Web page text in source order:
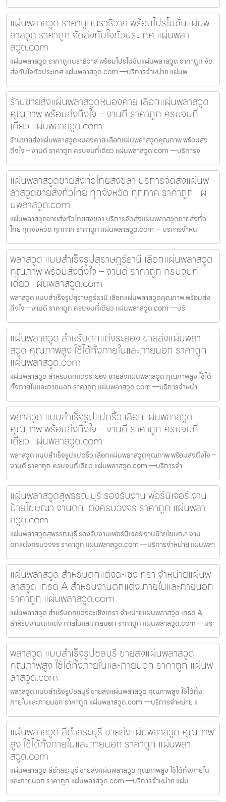
แผ่นพลาสวูด ราคาถูกนราธิวาส พร้อมโปรโมชั่นแผ่นพ
ลาสวูด ราคาถูก จัดส่งทันใจทั่วประเทศ แผ่นพลา
สวูด.com
แผ่นพลาสวูด ราคาถูกนราธิวาส พร้อมโปรโมชั่นแผ่นพลาสวูด ราคาถูก จัด
ส่งทันใจทั่วประเทศ แผ่นพลาสวูด.com —บริการจำหน่าย แผ่นพ
ร้านขายส่งแผ่นพลาสวูดหนองคาย เลือกแผ่นพลาสวูด
คุณภาพ พร้อมส่งถึงใจ – งานดี ราคาถูก ครบจบที่
เดียว แผ่นพลาสวูด.com
ร้านขายส่งแผ่นพลาสวูดหนองคาย เลือกแผ่นพลาสวูดคุณภาพ พร้อมส่ง
ถึงใจ – งานดี ราคาถูก ครบจบที่เดียว แผ่นพลาสวูด.com —บริการจ
แผ่นพลาสวูดขายส่งทั่วไทยสงขลา บริการจัดส่งแผ่นพ
ลาสวูดขายส่งทั่วไทย ทุกจังหวัด ทุกภาค ราคาถูก แผ่
นพลาสวูด.com
แผ่นพลาสวูดขายส่งทั่วไทยสงขลา บริการจัดส่งแผ่นพลาสวูดขายส่งทั่ว
ไทย ทุกจังหวัด ทุกภาค ราคาถูก แผ่นพลาสวูด.com —บริการจำหน
พลาสวูด แบบสำเร็จรูปสุราษฎร์ธานี เลือกแผ่นพลาสวูด
คุณภาพ พร้อมส่งถึงใจ – งานดี ราคาถูก ครบจบที่
เดียว แผ่นพลาสวูด.com
พลาสวูด แบบสำเร็จรูปสุราษฎร์ธานี เลือกแผ่นพลาสวูดคุณภาพ พร้อมส่ง
ถึงใจ – งานดี ราคาถูก ครบจบที่เดียว แผ่นพลาสวูด.com —บริ
แผ่นพลาสวูด สำหรับตกแต่งระยอง ขายส่งแผ่นพลา
สวูด คุณภาพสูง ใช้ได้ทั้งภายในและภายนอก ราคาถูก
แผ่นพลาสวูด.com
แผ่นพลาสวูด สำหรับตกแต่งระยอง ขายส่งแผ่นพลาสวูด คุณภาพสูง ใช้ได้
ทั้งภายในและภายนอก ราคาถูก แผ่นพลาสวูด.com —บริการจำหน่า
พลาสวูด แบบสำเร็จรูปแปดริ้ว เลือกแผ่นพลาสวูด
คุณภาพ พร้อมส่งถึงใจ – งานดี ราคาถูก ครบจบที่
เดียว แผ่นพลาสวูด.com
พลาสวูด แบบสำเร็จรูปแปดริ้ว เลือกแผ่นพลาสวูดคุณภาพ พร้อมส่งถึงใจ –
งานดี ราคาถูก ครบจบที่เดียว แผ่นพลาสวูด.com —บริการจำ
แผ่นพลาสวูดสุพรรณบุรี รองรับงานเฟอร์นิเจอร์ งาน
ป้ายโฆษณา งานตกแต่งครบวงจร ราคาถูก แผ่นพลา
สวูด.com
แผ่นพลาสวูดสุพรรณบุรี รองรับงานเฟอร์นิเจอร์ งานป้ายโฆษณา งาน
ตกแต่งครบวงจร ราคาถูก แผ่นพลาสวูด.com —บริการจำหน่าย แผ่นพลา
แผ่นพลาสวูด สำหรับตกแต่งฉะเชิงเทรา จำหน่ายแผ่นพ
ลาสวูด เกรด A สำหรับงานตกแต่ง ภายในและภายนอก
ราคาถูก แผ่นพลาสวูด.com
แผ่นพลาสวูด สำหรับตกแต่งฉะเชิงเทรา จำหน่ายแผ่นพลาสวูด เกรด A
สำหรับงานตกแต่ง ภายในและภายนอก ราคาถูก แผ่นพลาสวูด.com —บริ
พลาสวูด แบบสำเร็จรูปชลบุรี ขายส่งแผ่นพลาสวูด
คุณภาพสูง ใช้ได้ทั้งภายในและภายนอก ราคาถูก แผ่นพ
ลาสวูด.com
พลาสวูด แบบสำเร็จรูปชลบุรี ขายส่งแผ่นพลาสวูด คุณภาพสูง ใช้ได้ทั้ง
ภายในและภายนอก ราคาถูก แผ่นพลาสวูด.com —บริการจำหน่าย แ
แผ่นพลาสวูด สีดำสระบุรี ขายส่งแผ่นพลาสวูด คุณภาพ
สูง ใช้ได้ทั้งภายในและภายนอก ราคาถูก แผ่นพลา
สวูด.com
แผ่นพลาสวูด สีดำสระบุรี ขายส่งแผ่นพลาสวูด คุณภาพสูง ใช้ได้ทั้งภายใน
และภายนอก ราคาถูก แผ่นพลาสวูด.com —บริการจำหน่าย แผ่น